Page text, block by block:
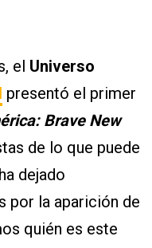
el Universo
presentó el primer
Brave New
de lo que puede
dejado
por la aparición de
quién es este